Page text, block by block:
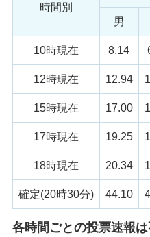
時間別
男
10時現在 8.14
12時現在 12.94
15時現在 17.00
17時現在 19.25
18時現在 20.34
確定(20時30分) 44.10
各時間ごとの投票速報